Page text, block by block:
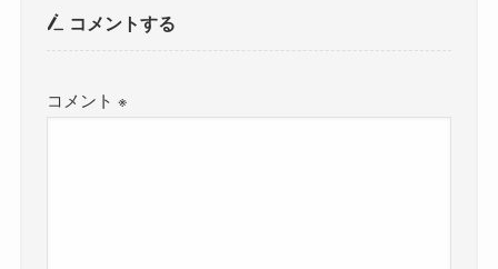
コメントする
コメント※